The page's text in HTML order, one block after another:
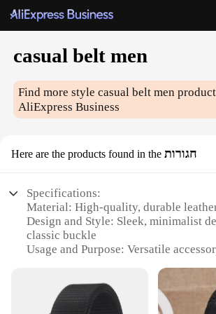
casual belt men
Find more stylecasual belt men
AliExpress Business
Here are the products found in the חגורות
Specifications:
Material: High-quality, durable
Design and Style: Sleek, minimalist
classic buckle
Usage and Purpose: Versatile
Typical Adaptive Scenario: Perfect for
wear or special occasions
Shape or Size or Weight or Quantity: